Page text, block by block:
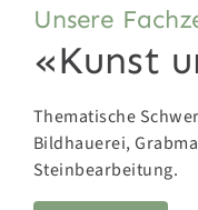
Unsere
«Kunst
Thematische
Bildhauerei,
Steinbearbeitung.